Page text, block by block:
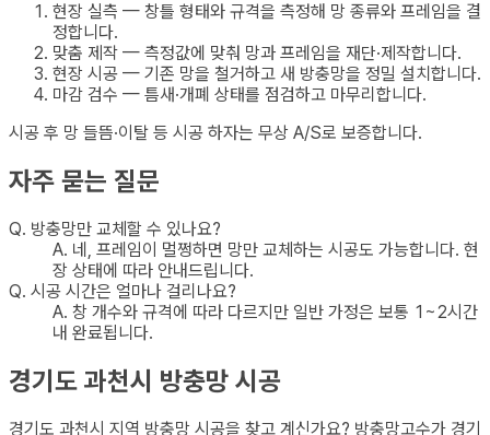
현장 실측 — 창틀 형태와 규격을 측정해 망 종류와 프레임을 결
정합니다.
맞춤 제작 — 측정값에 맞춰 망과 프레임을 재단·제작합니다.
현장 시공 — 기존 망을 철거하고 새 방충망을 정밀 설치합니다.
마감 검수 — 틈새·개폐 상태를 점검하고 마무리합니다.
시공 후 망 들뜸·이탈 등 시공 하자는 무상 A/S로 보증합니다.
자주 묻는 질문
Q. 방충망만 교체할 수 있나요?
A. 네, 프레임이 멀쩡하면 망만 교체하는 시공도 가능합니다. 현
장 상태에 따라 안내드립니다.
Q. 시공 시간은 얼마나 걸리나요?
A. 창 개수와 규격에 따라 다르지만 일반 가정은 보통 1~2시간
내 완료됩니다.
경기도 과천시 방충망 시공
경기도 과천시 지역 방충망 시공을 찾고 계신가요? 방충망고수가 경기